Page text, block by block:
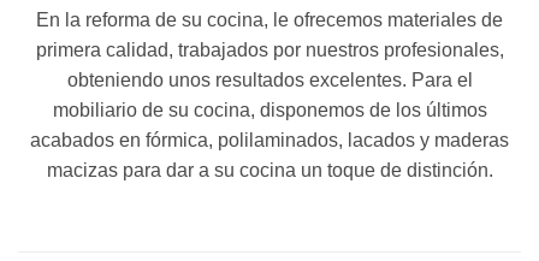
En la reforma de su cocina, le ofrecemos materiales de
primera calidad, trabajados por nuestros profesionales,
obteniendo unos resultados excelentes. Para el
mobiliario de su cocina, disponemos de los últimos
acabados en fórmica, polilaminados, lacados y maderas
macizas para dar a su cocina un toque de distinción.